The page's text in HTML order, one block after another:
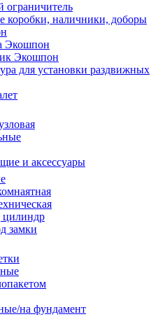
ограничитель
коробки, наличники, доборы
Экошпон
Экошпон
для установки раздвижных
и аксессуары
цилиндр
замки
на фундамент